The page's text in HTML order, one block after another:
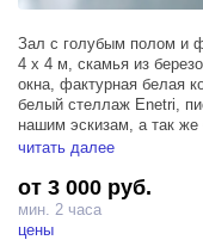
Зал с голубым полом и
4 х 4 м, скамья из
окна, фактурная белая
белый стеллаж Enetri,
нашим эскизам, а так
Yaratam design.
читать далее
от 3 000 руб.
мин. 2 часа
цены